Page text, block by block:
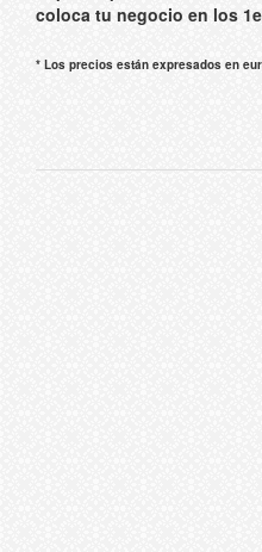
coloca tu negocio en los
* Los precios están expresados en